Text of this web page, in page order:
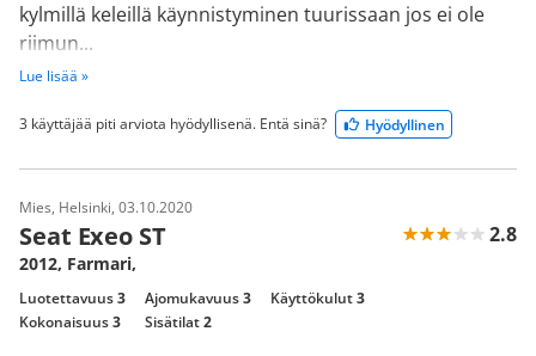
kylmillä keleillä käynnistyminen tuurissaan jos ei ole
riimun...
Lue lisää »
3 käyttäjää piti arviota hyödyllisenä. Entä sinä? Hyödyllinen
Mies, Helsinki, 03.10.2020
Seat Exeo ST 2.8
2012, Farmari,
Luotettavuus3 Ajomukavuus3 Käyttökulut3
Kokonaisuus3 Sisätilat2